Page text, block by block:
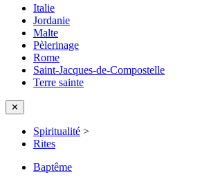
Italie
Jordanie
Malte
Pèlerinage
Rome
Saint-Jacques-de-Compostelle
Terre sainte
✕
Spiritualité >
Rites
Baptême